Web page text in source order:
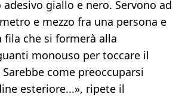
giallo e nero. Servono ad
e mezzo fra una persona e
fila che si formerà alla
monouso per toccare il
come preoccuparsi
esteriore...», ripete il